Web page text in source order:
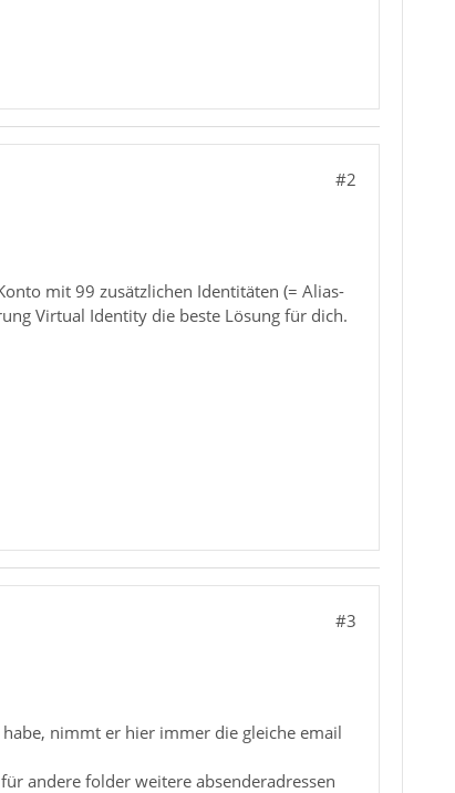
#2
mit 99 zusätzlichen Identitäten (= Alias-
Virtual Identity die beste Lösung für dich.
#3
nimmt er hier immer die gleiche email
andere folder weitere absenderadressen